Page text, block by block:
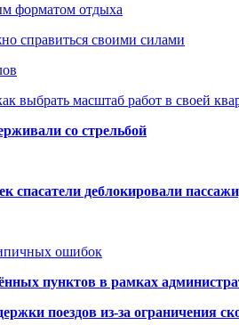
форматом отдыха
справиться своими силами
выбрать масштаб работ в своей
со стрельбой
спасатели деблокировали
ошибок
пунктов в рамках
поездов из-за ограничения